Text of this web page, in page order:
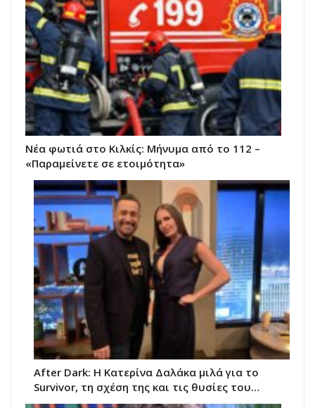
Νέα φωτιά στο Κιλκίς: Μήνυμα από το 112 –
«Παραμείνετε σε ετοιμότητα»
After Dark: Η Κατερίνα Δαλάκα μιλά για το
Survivor, τη σχέση της και τις θυσίες του…